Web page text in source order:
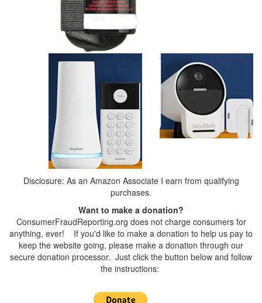
Disclosure: As an Amazon Associate I earn from qualifying
purchases.
Want to make a donation?
ConsumerFraudReporting.org does not charge consumers for
anything, ever! If you'd like to make a donation to help us pay to
keep the website going, please make a donation through our
secure donation processor. Just click the button below and follow
the instructions: